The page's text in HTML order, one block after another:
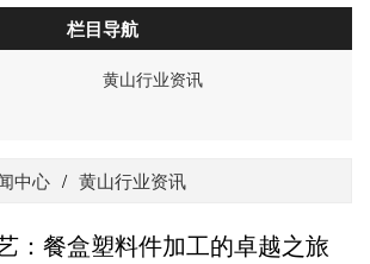
栏目导航
黄山行业资讯
中心 / 黄山行业资讯
：餐盒塑料件加工的卓越之旅